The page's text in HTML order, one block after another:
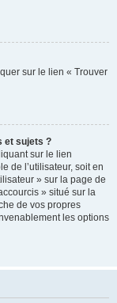
sur le lien « Trouver
et sujets ?
sur le lien
de l’utilisateur, soit en
» sur la page de
» situé sur la
de vos propres
les options